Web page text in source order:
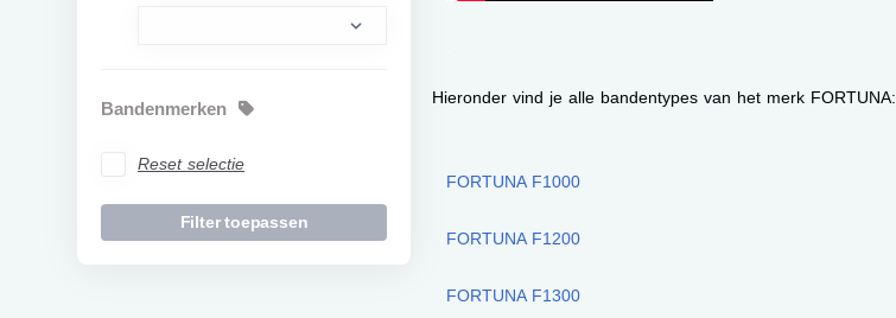
Bandenmerken
Reset selectie
Hieronder vind je alle bandentypes van het merk FORTUNA:
FORTUNA F1000
FORTUNA F1200
FORTUNA F1300